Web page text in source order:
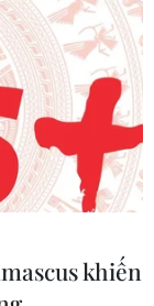
cứu độngkhiến